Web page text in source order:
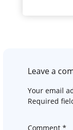
Leave a
Your email
Required
Comment *